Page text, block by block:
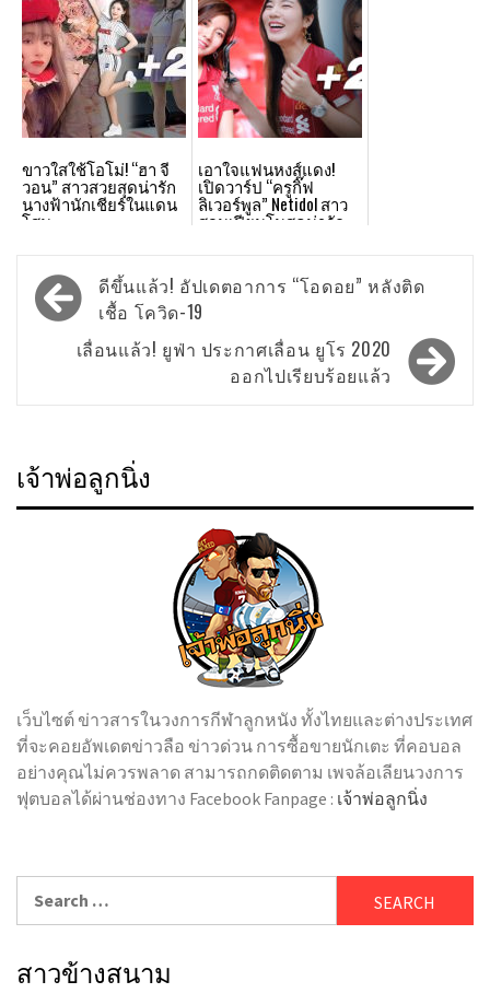
ขาวใสใช้โอโม่! “ฮา จี
วอน” สาวสวยสุดน่ารัก
นางฟ้านักเชียร์ในแดน
โสม
เอาใจแฟนหงส์แดง!
เปิดวาร์ป “ครูกิ๊ฟ
ลิเวอร์พูล” Netidol สาว
สอนเปียนโนสุดน่ารัก
Post
navigation
ดีขึ้นแล้ว! อัปเดตอาการ “โอดอย” หลังติด
เชื้อ โควิด-19
เลื่อนแล้ว! ยูฟ่า ประกาศเลื่อน ยูโร 2020
ออกไปเรียบร้อยแล้ว
เจ้าพ่อลูกนิ่ง
เว็บไซต์ ข่าวสารในวงการกีฬาลูกหนัง ทั้งไทยและต่างประเทศ
ที่จะคอยอัพเดตข่าวลือ ข่าวด่วน การซื้อขายนักเตะ ที่คอบอล
อย่างคุณไม่ควรพลาด สามารถกดติดตาม เพจล้อเลียนวงการ
ฟุตบอลได้ผ่านช่องทาง Facebook Fanpage : เจ้าพ่อลูกนิ่ง
สาวข้างสนาม